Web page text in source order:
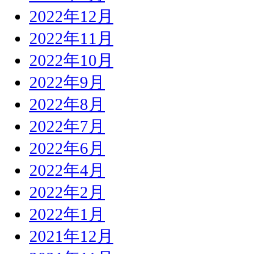
2022年12月
2022年11月
2022年10月
2022年9月
2022年8月
2022年7月
2022年6月
2022年4月
2022年2月
2022年1月
2021年12月